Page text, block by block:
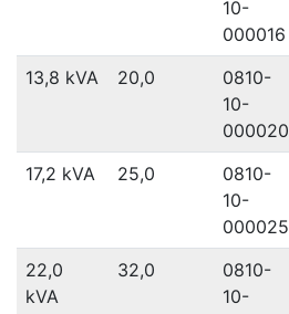
10-
000016
13,8 kVA
20,0
0810-
10-
000020
17,2 kVA
25,0
0810-
10-
000025
22,0
kVA
32,0
0810-
10-